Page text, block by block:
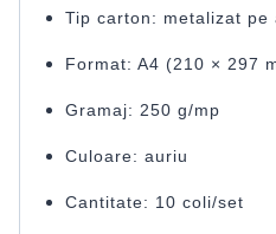
Tip carton: metalizat pe
Format: A4 (210 × 297
Gramaj: 250 g/mp
Culoare: auriu
Cantitate: 10 coli/set